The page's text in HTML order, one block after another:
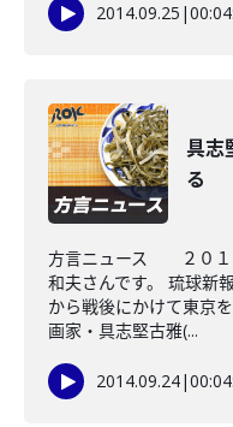
2014.09.25 |
具志
る
方言ニュース ２０１
和夫さんです。 琉球新
から戦後にかけて東京
画家・具志堅古雅(...
2014.09.24|